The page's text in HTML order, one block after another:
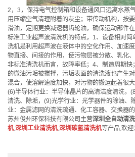
2，3，保持电气控制箱和设备通风口远离水蒸
用压缩空气清理附着的灰尘；带传动机构，按
滑油，定期更换减速器齿轮油，确保运动部件
标准工业超声波清洗机的特点，1、设备相对
洗机是利用超声波在液体中的空化作用、加速
物直接、间接的作用，使污物层被分散、乳化
非标准清洗机而言，故障率低；4、制造周期
的微油污垢被搅拌，污垢表面的清洗液也产生
混合，使溶解速度加快，对污物的搬运起着很大
(6)半导体行业：半导体晶片的高清洁度清洗，
清洗、除垢，(9)光学行业：光学器件的除油、
业：金属滤网的清洗疏通、化工容器、交换器的
苏州俊州环保科技有限公司主营深圳全自动清
机,深圳工业清洗机,深圳碳氢清洗机等产品,欢